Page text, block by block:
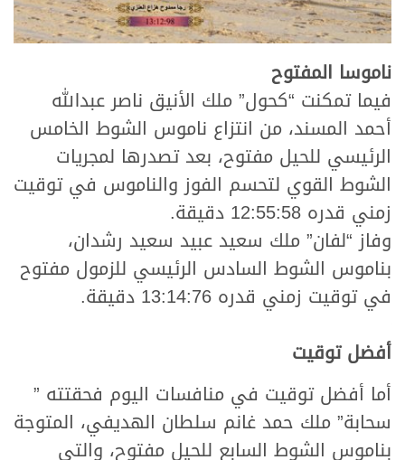
ناموسا المفتوح
فيما تمكنت “كحول” ملك الأنيق ناصر عبدالله
أحمد المسند، من انتزاع ناموس الشوط الخامس
الرئيسي للحيل مفتوح، بعد تصدرها لمجريات
الشوط القوي لتحسم الفوز والناموس في توقيت
زمني قدره 12:55:58 دقيقة.
وفاز “لفان” ملك سعيد عبيد سعيد رشدان،
بناموس الشوط السادس الرئيسي للزمول مفتوح
في توقيت زمني قدره 13:14:76 دقيقة.
أفضل توقيت
أما أفضل توقيت في منافسات اليوم فحقتته ”
سحابة” ملك حمد غانم سلطان الهديفي، المتوجة
بناموس الشوط السابع للحيل مفتوح، والتي